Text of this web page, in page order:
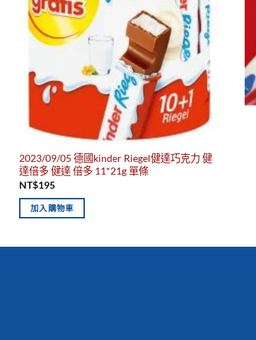
2023/09/05 德國kinder Riegel健達巧克力 健
達倍多 健達 倍多 11*21g 單條
NT$195
加入購物車